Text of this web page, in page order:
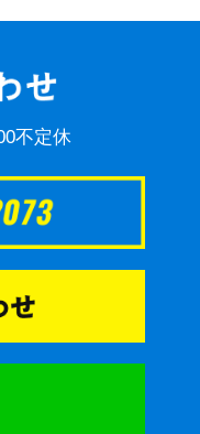
不定休